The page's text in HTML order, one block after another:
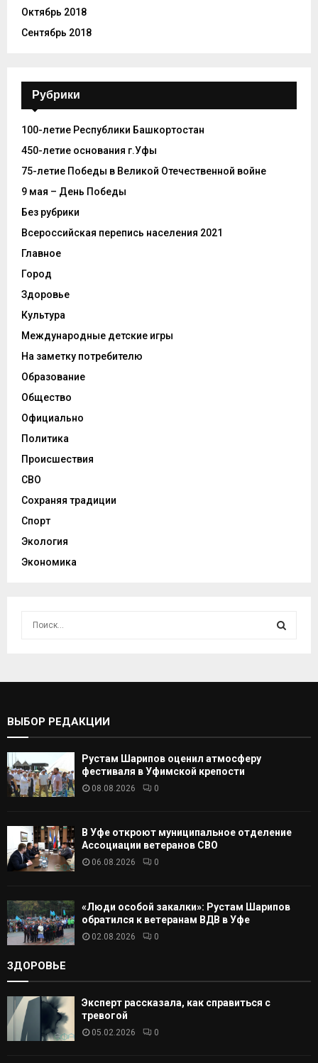
Октябрь 2018
Сентябрь 2018
Рубрики
100-летие Республики Башкортостан
450-летие основания г.Уфы
75-летие Победы в Великой Отечественной войне
9 мая – День Победы
Без рубрики
Всероссийская перепись населения 2021
Главное
Город
Здоровье
Культура
Международные детские игры
На заметку потребителю
Образование
Общество
Официально
Политика
Происшествия
СВО
Сохраняя традиции
Спорт
Экология
Экономика
С
А
ВЫБОР РЕДАКЦИИ
Рустам Шарипов оценил атмосферу
фестиваля в Уфимской крепости
08.08.2026 0
В Уфе откроют муниципальное отделение
Ассоциации ветеранов СВО
06.08.2026 0
«Люди особой закалки»: Рустам Шарипов
обратился к ветеранам ВДВ в Уфе
02.08.2026 0
ЗДОРОВЬЕ
Эксперт рассказала, как справиться с
тревогой
05.02.2026 0